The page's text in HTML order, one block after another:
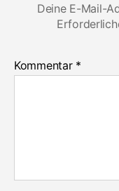
Deine E-Mail-
Kommentar *